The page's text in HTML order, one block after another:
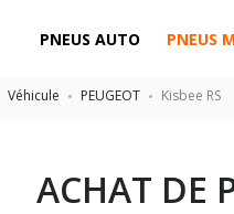
PNEUS AUTO PNEUS
Véhicule PEUGEOT Kisbee RS
ACHAT DE